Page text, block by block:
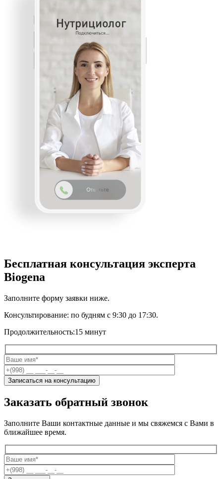
Бесплатная консультация эксперта
Biogena
Заполните форму заявки ниже.
Консультирование: по будням с 9:30 до 17:30.
Продолжительность:15 минут
Заказать обратный звонок
Заполните Ваши контактные данные и мы свяжемся с Вами в
ближайшее время.